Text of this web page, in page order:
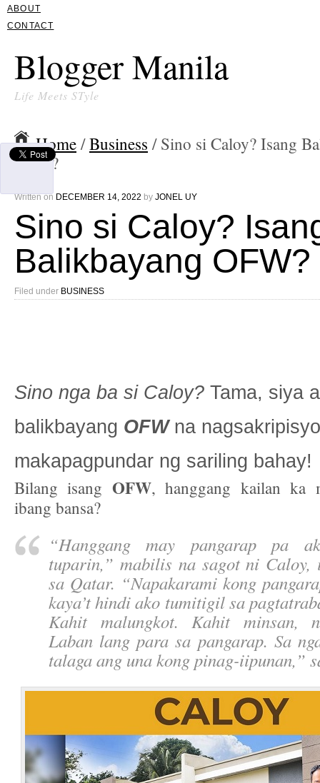
ABOUT
CONTACT
Blogger Manila
Life Meets STyle
Home /Business / Sino si Caloy? Isang
OFW?
Written on DECEMBER 14, 2022 by JONEL UY
Sino si Caloy?
Balikbayang OFW?
Filed under BUSINESS
Sino nga ba si Caloy? Tama, siya
balikbayang OFW na
makapagpundar ng sariling bahay!
Bilang isang OFW, hanggang kailan ka
ibang bansa?
“Hanggang may pangarap pa
tuparin,” mabilis na sagot ni Caloy,
sa Qatar. “Napakarami kong
kaya’t hindi ako tumitigil sa
Kahit malungkot. Kahit minsan,
Laban lang para sa pangarap. Sa
talaga ang una kong pinag-iipunan,”